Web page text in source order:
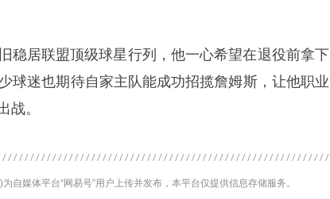
稳居联盟顶级球星行列，他一心希望在退役前拿下
球迷也期待自家主队能成功招揽詹姆斯，让他职业
战。
自媒体平台“网易号”用户上传并发布，本平台仅提供信息存储服务。